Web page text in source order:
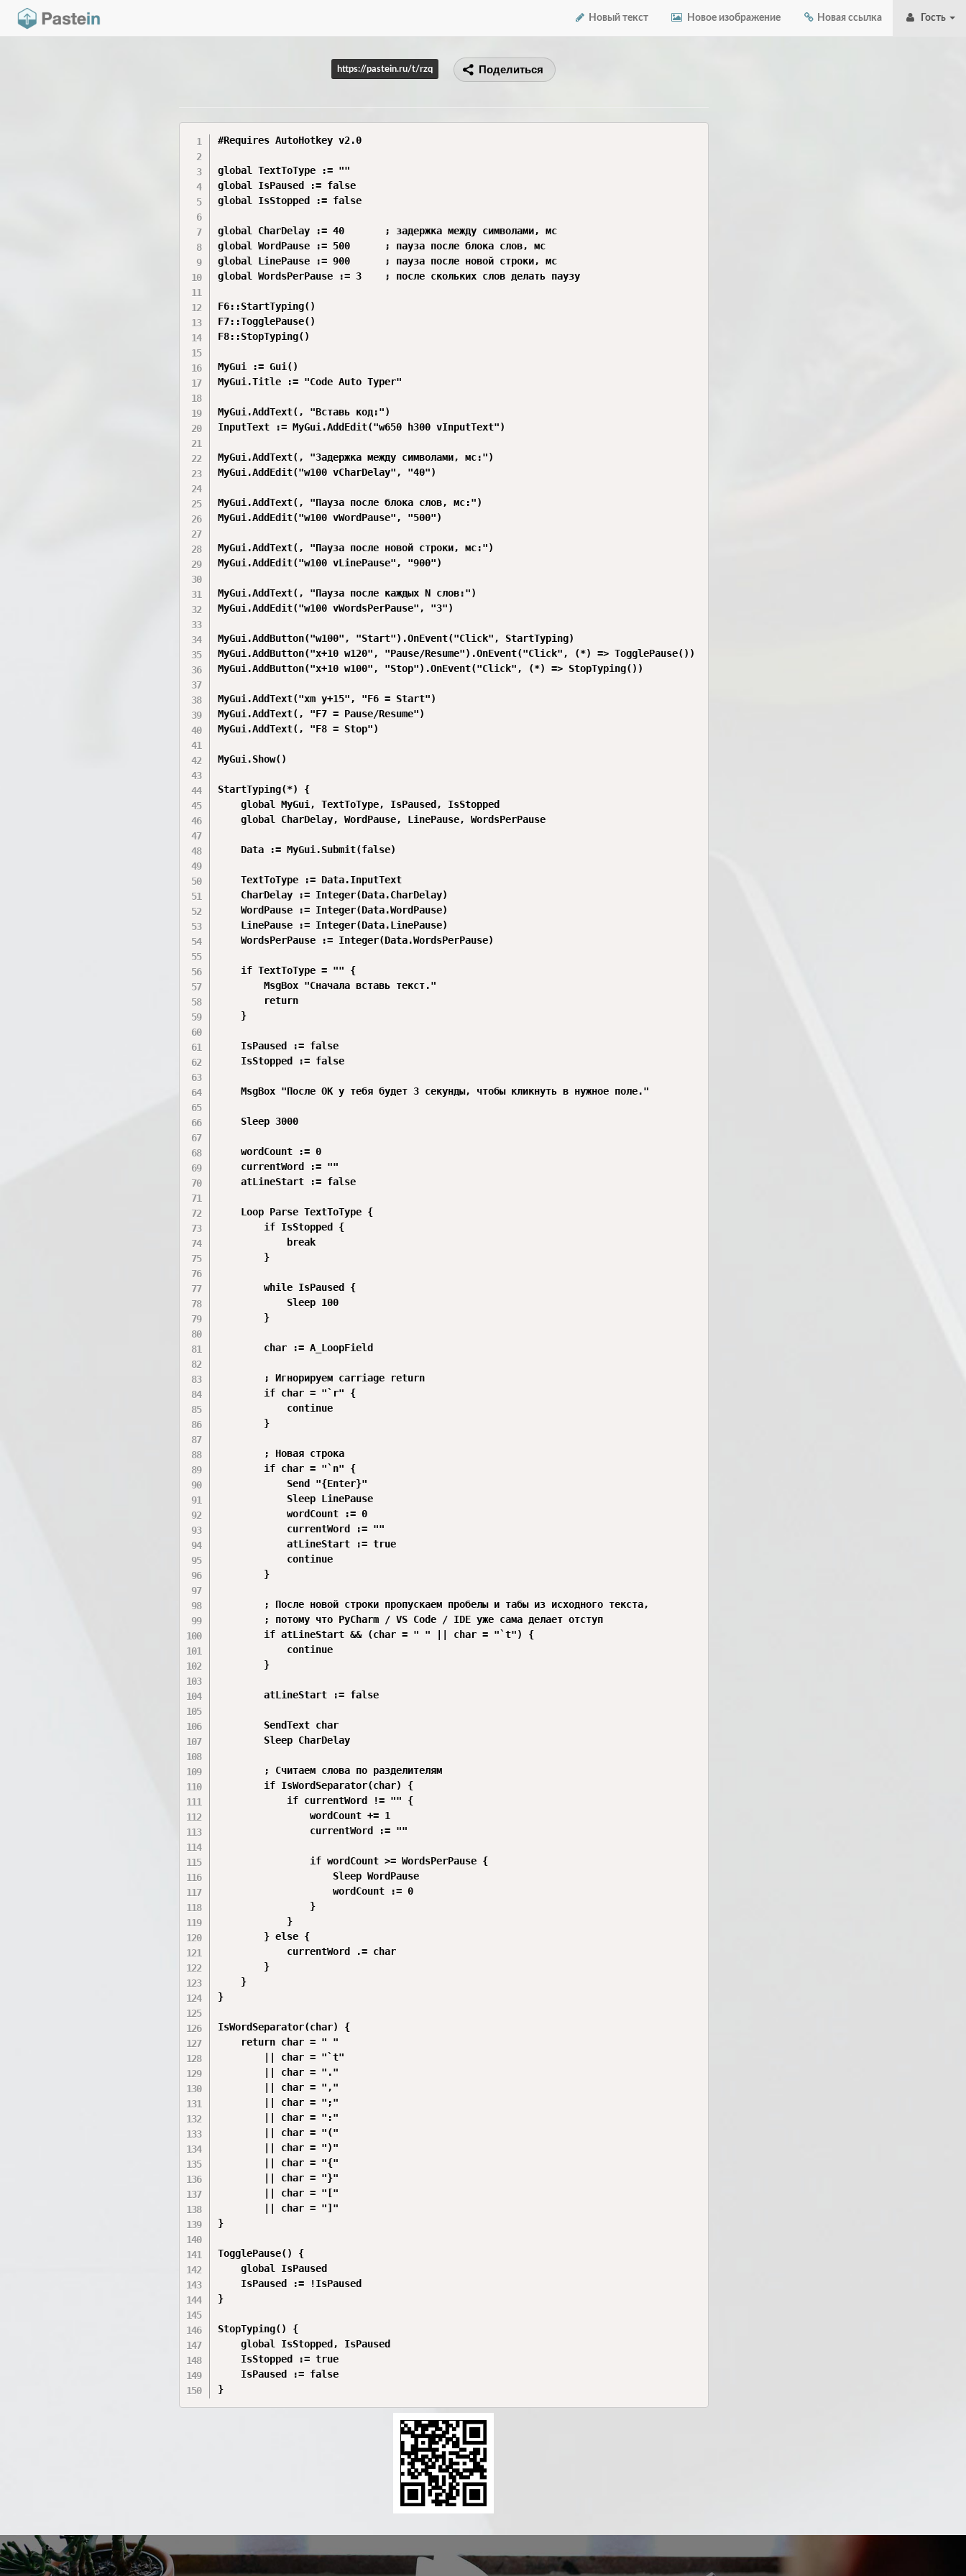
Новый текст Новое изображение Новая ссылка Гость
https://pastein.ru/t/rzq Поделиться
#Requires AutoHotkey v2.0
global TextToType := ""
global IsPaused := false
global IsStopped := false
global CharDelay := 40       ; задержка между символами, мс
global WordPause := 500      ; пауза после блока слов, мс
global LinePause := 900      ; пауза после новой строки, мс
global WordsPerPause := 3    ; после скольких слов делать паузу
F6::StartTyping()
F7::TogglePause()
F8::StopTyping()
MyGui := Gui()
MyGui.Title := "Code Auto Typer"
MyGui.AddText(, "Вставь код:")
InputText := MyGui.AddEdit("w650 h300 vInputText")
MyGui.AddText(, "Задержка между символами, мс:")
MyGui.AddEdit("w100 vCharDelay", "40")
MyGui.AddText(, "Пауза после блока слов, мс:")
MyGui.AddEdit("w100 vWordPause", "500")
MyGui.AddText(, "Пауза после новой строки, мс:")
MyGui.AddEdit("w100 vLinePause", "900")
MyGui.AddText(, "Пауза после каждых N слов:")
MyGui.AddEdit("w100 vWordsPerPause", "3")
MyGui.AddButton("w100", "Start").OnEvent("Click", StartTyping)
MyGui.AddButton("x+10 w120", "Pause/Resume").OnEvent("Click", (*) => TogglePause())
MyGui.AddButton("x+10 w100", "Stop").OnEvent("Click", (*) => StopTyping())
MyGui.AddText("xm y+15", "F6 = Start")
MyGui.AddText(, "F7 = Pause/Resume")
MyGui.AddText(, "F8 = Stop")
MyGui.Show()
StartTyping(*) {
    global MyGui, TextToType, IsPaused, IsStopped
    global CharDelay, WordPause, LinePause, WordsPerPause
    Data := MyGui.Submit(false)
    TextToType := Data.InputText
    CharDelay := Integer(Data.CharDelay)
    WordPause := Integer(Data.WordPause)
    LinePause := Integer(Data.LinePause)
    WordsPerPause := Integer(Data.WordsPerPause)
    if TextToType = "" {
        MsgBox "Сначала вставь текст."
        return
    }
    IsPaused := false
    IsStopped := false
    MsgBox "После OK у тебя будет 3 секунды, чтобы кликнуть в нужное поле."
    Sleep 3000
    wordCount := 0
    currentWord := ""
    atLineStart := false
    Loop Parse TextToType {
        if IsStopped {
            break
        }
        while IsPaused {
            Sleep 100
        }
        char := A_LoopField
        ; Игнорируем carriage return
        if char = "`r" {
            continue
        }
        ; Новая строка
        if char = "`n" {
            Send "{Enter}"
            Sleep LinePause
            wordCount := 0
            currentWord := ""
            atLineStart := true
            continue
        }
        ; После новой строки пропускаем пробелы и табы из исходного текста,
        ; потому что PyCharm / VS Code / IDE уже сама делает отступ
        if atLineStart && (char = " " || char = "`t") {
            continue
        }
        atLineStart := false
        SendText char
        Sleep CharDelay
        ; Считаем слова по разделителям
        if IsWordSeparator(char) {
            if currentWord != "" {
                wordCount += 1
                currentWord := ""
                if wordCount >= WordsPerPause {
                    Sleep WordPause
                    wordCount := 0
                }
            }
        } else {
            currentWord .= char
        }
    }
}
IsWordSeparator(char) {
    return char = " "
        || char = "`t"
        || char = "."
        || char = ","
        || char = ";"
        || char = ":"
        || char = "("
        || char = ")"
        || char = "{"
        || char = "}"
        || char = "["
        || char = "]"
}
TogglePause() {
    global IsPaused
    IsPaused := !IsPaused
}
StopTyping() {
    global IsStopped, IsPaused
    IsStopped := true
    IsPaused := false
}